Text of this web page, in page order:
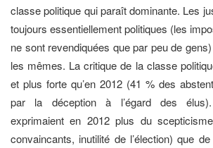
classe politique qui paraît dominante. Les
toujours essentiellement politiques (les
ne sont revendiquées que par peu de
les mêmes. La critique de la classe
et plus forte qu’en 2012 (41 % des
par la déception à l’égard des
exprimaient en 2012 plus du
convaincants, inutilité de l’élection) que